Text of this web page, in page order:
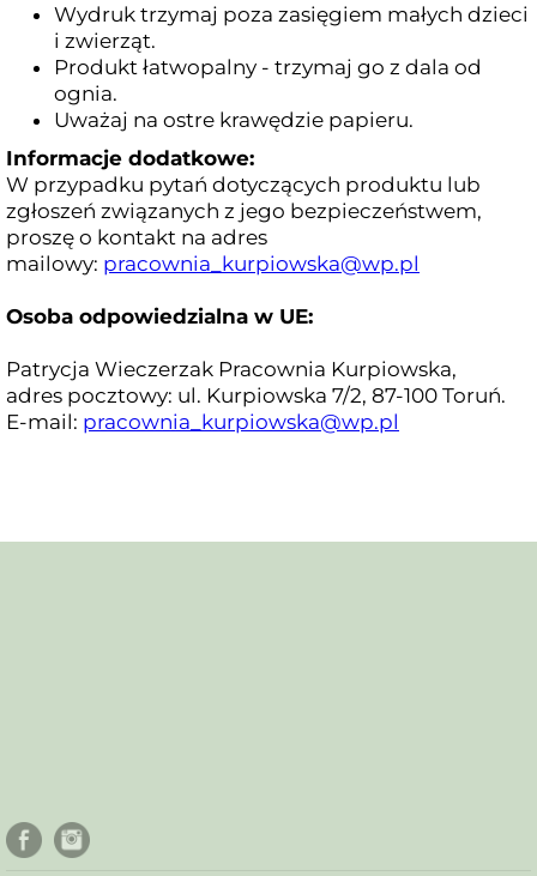
Wydruk trzymaj poza zasięgiem małych dzieci
i zwierząt.
Produkt łatwopalny - trzymaj go z dala od
ognia.
Uważaj na ostre krawędzie papieru.
Informacje dodatkowe:
W przypadku pytań dotyczących produktu lub
zgłoszeń związanych z jego bezpieczeństwem,
proszę o kontakt na adres
mailowy: pracownia_kurpiowska@wp.pl
Osoba odpowiedzialna w UE:
Patrycja Wieczerzak Pracownia Kurpiowska,
adres pocztowy: ul. Kurpiowska 7/2, 87-100 Toruń.
E-mail: pracownia_kurpiowska@wp.pl